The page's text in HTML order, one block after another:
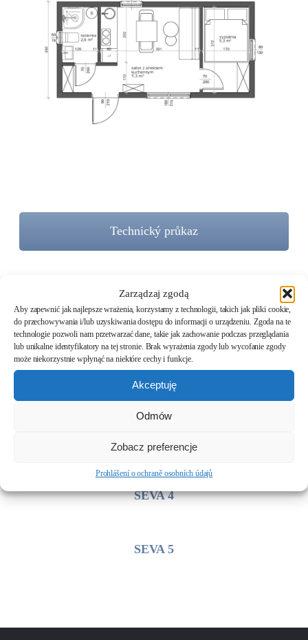
Zarządzaj zgodą
Aby zapewnić jak najlepsze wrażenia, korzystamy z technologii, takich jak pliki cookie,
do przechowywania i/lub uzyskiwania dostępu do informacji o urządzeniu. Zgoda na te
technologie pozwoli nam przetwarzać dane, takie jak zachowanie podczas przeglądania
lub unikalne identyfikatory na tej stronie. Brak wyrażenia zgody lub wycofanie zgody
może niekorzystnie wpłynąć na niektóre cechy i funkcje.
Akceptuję
Odmów
Zobacz preferencje
Prohlášení o ochraně osobních údajů
Technický průkaz
SEVA 1
SEVA 3
SEVA 4
SEVA 5